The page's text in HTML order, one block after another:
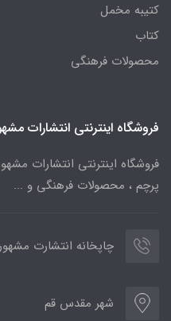
کتیبه مخمل
کتاب
محصولات فرهنگی
فروشگاه اینترنتی انتشارات
فروشگاه اینترنتی انتشارات
پرچم ، محصولات فرهنگی و ...
چاپخانه انتشارت مشهور
شهر مقدس قم